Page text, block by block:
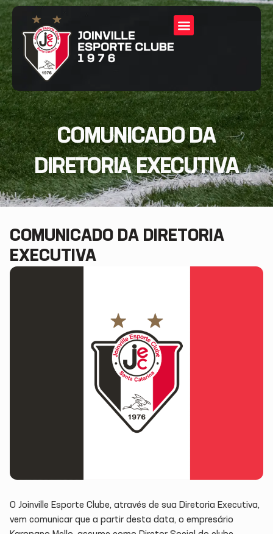
COMUNICADO DA
DIRETORIA EXECUTIVA
COMUNICADO DA DIRETORIA
EXECUTIVA
O Joinville Esporte Clube, através de sua Diretoria Executiva,
vem comunicar que a partir desta data, o empresário